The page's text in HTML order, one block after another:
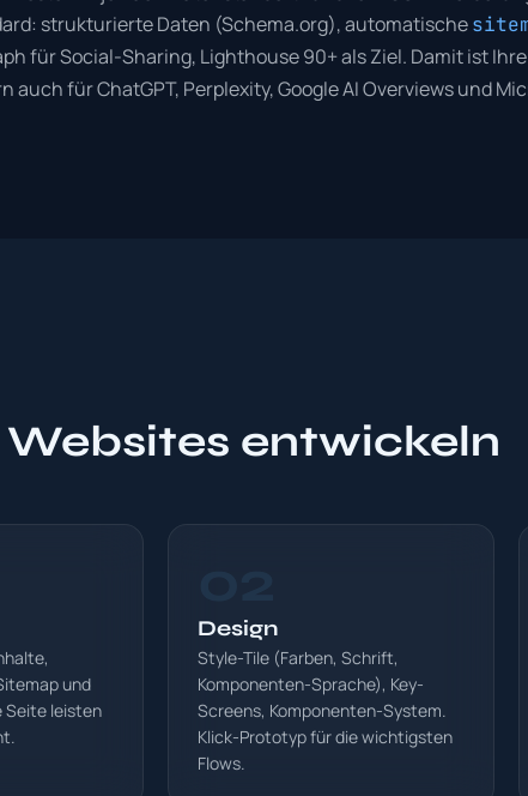
strukturierte Daten (Schema.org), automatische
für Social-Sharing, Lighthouse 90+ als Ziel. Damit ist
auch für ChatGPT, Perplexity, Google AI Overviews und
entwickeln
und
Seite leisten
Design
Style-Tile (Farben, Schrift,
Komponenten-Sprache), Key-
Screens, Komponenten-System.
Klick-Prototyp für die wichtigsten
Flows.